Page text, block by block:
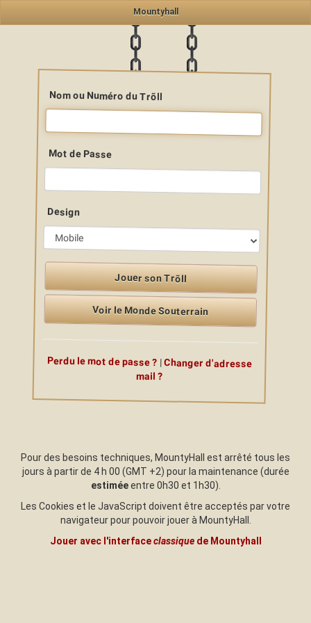
Mountyhall
Nom ou Numéro du Trõll
Mot de Passe
Design
Jouer son Trõll
Voir le Monde Souterrain
Perdu le mot de passe ? |Changer d'adresse
mail ?
Pour des besoins techniques, MountyHall est arrêté tous les
jours à partir de 4 h 00 (GMT +2) pour la maintenance (durée
estiméeentre 0h30 et 1h30).
Les Cookies et le JavaScript doivent être acceptés par votre
navigateur pour pouvoir jouer à MountyHall.
Jouer avec l'interfaceclassiquede Mountyhall